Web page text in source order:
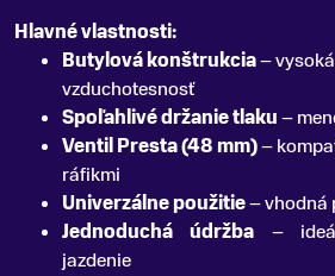
Hlavné vlastnosti:
Butylová konštrukcia–
vzduchotesnosť
Spoľahlivé držanie tlaku–
Ventil Presta (48 mm)–
ráfikmi
Univerzálne použitie– vhodná
Jednoduchá údržba –
jazdenie